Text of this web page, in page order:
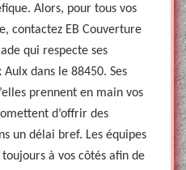
Alors, pour tous vos
contactez EB Couverture
qui respecte ses
dans le 88450. Ses
prennent en main vos
d’offrir des
un délai bref. Les équipes
à vos côtés afin de